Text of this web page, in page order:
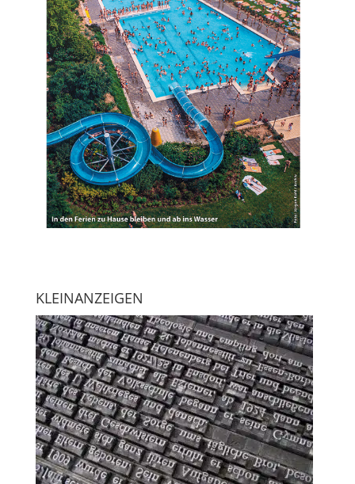
KLEINANZEIGEN